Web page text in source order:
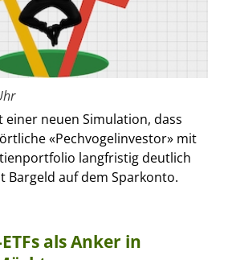
einer neuen Simulation, dass
«Pechvogelinvestor» mit
langfristig deutlich
Bargeld auf dem Sparkonto.
als Anker in